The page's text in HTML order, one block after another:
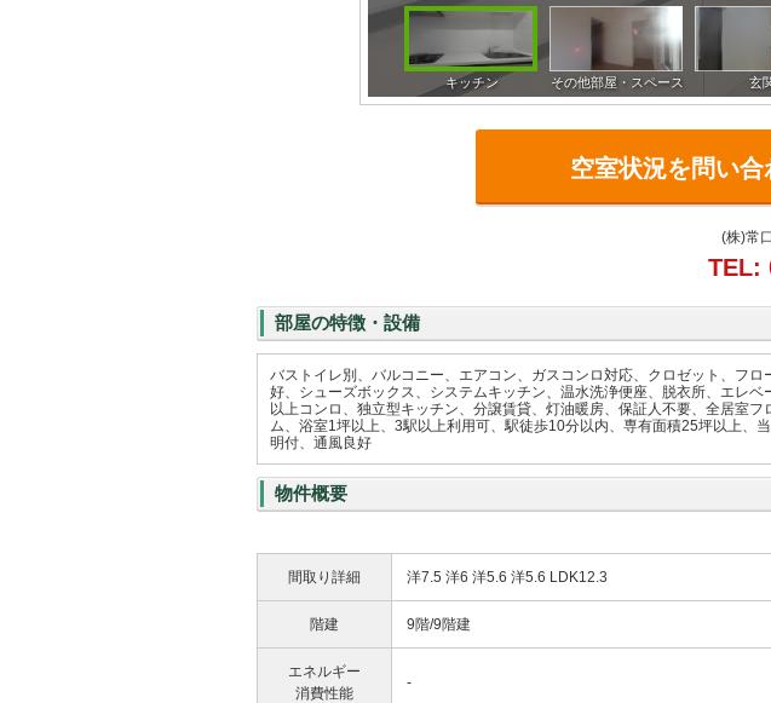
空室状況を問い合
(株)常
TEL:
部屋の特徴・設備
バストイレ別、バルコニー、エアコン、ガスコンロ対応、クロゼット、フ
好、シューズボックス、システムキッチン、温水洗浄便座、脱衣所、エレ
以上コンロ、独立型キッチン、分譲賃貸、灯油暖房、保証人不要、全居室
ム、浴室1坪以上、3駅以上利用可、駅徒歩10分以内、専有面積25坪以上、
明付、通風良好
物件概要
間取り詳細 洋7.5 洋6 洋5.6 洋5.6 LDK12.3
階建 9階/9階建
エネルギー
消費性能
-